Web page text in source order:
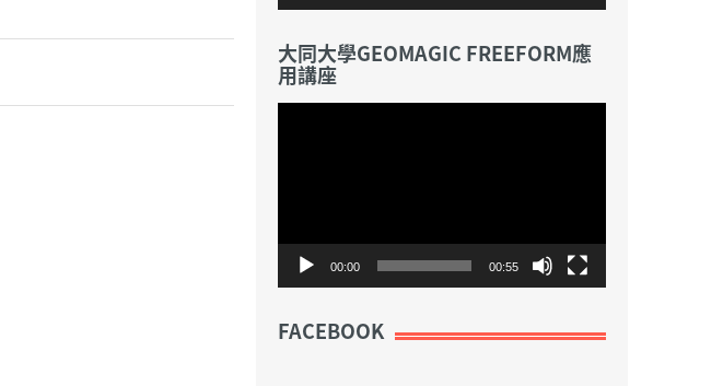
大同大學GEOMAGIC FREEFORM應
用講座
00:00 00:55
FACEBOOK